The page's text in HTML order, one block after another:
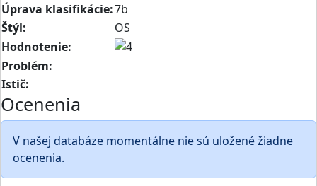
Úprava klasifikácie:7b
Štýl:
OS
Hodnotenie:
Problém:
Istič:
Ocenenia
V našej databáze momentálne nie sú uložené žiadne
ocenenia.